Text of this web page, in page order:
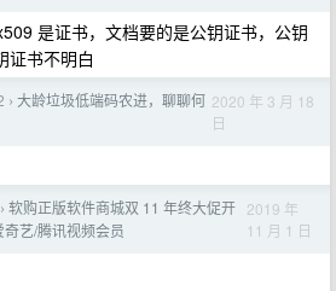
是证书，文档要的是公钥证书，公钥
证书不明白
› 大龄垃圾低端码农进，聊聊何 2020 年 3 月 18
日
› 软购正版软件商城双 11 年终大促开
艺/腾讯视频会员
2019 年
11 月 1 日